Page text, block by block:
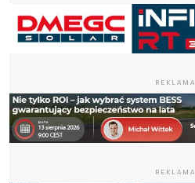
REKLAMA
REKLAMA